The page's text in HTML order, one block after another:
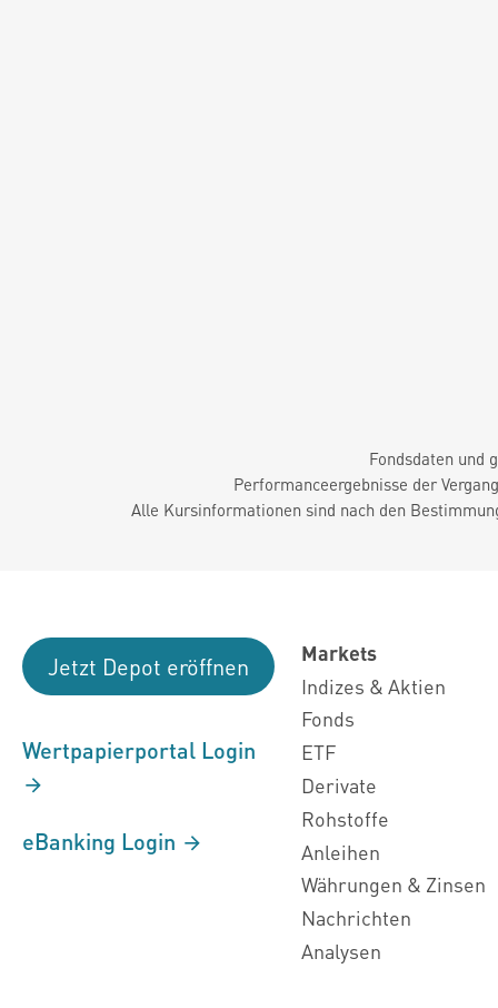
Fondsdaten und
Performanceergebnisse der
Alle Kursinformationen sind nach den
Jetzt Depot eröffnen
Wertpapierportal Login
eBanking Login
Markets
Indizes & Aktien
Fonds
ETF
Derivate
Rohstoffe
Anleihen
Währungen & Zinsen
Nachrichten
Analysen